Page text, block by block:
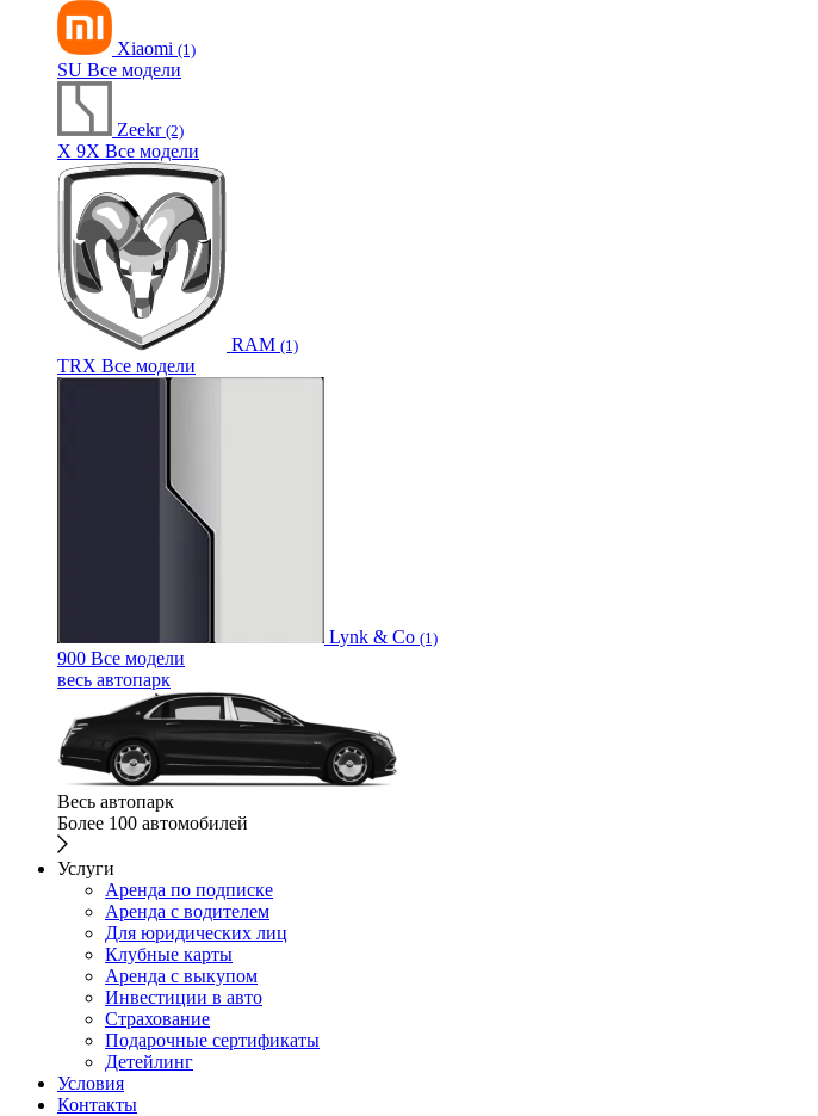
Xiaomi (1)
SU Все модели
Zeekr (2)
X 9X Все модели
RAM (1)
TRX Все модели
Lynk & Co (1)
900 Все модели
весь автопарк
Весь автопарк
Более 100 автомобилей
Услуги
Аренда по подписке
Аренда с водителем
Для юридических лиц
Клубные карты
Аренда с выкупом
Инвестиции в авто
Страхование
Подарочные сертификаты
Детейлинг
Условия
Контакты